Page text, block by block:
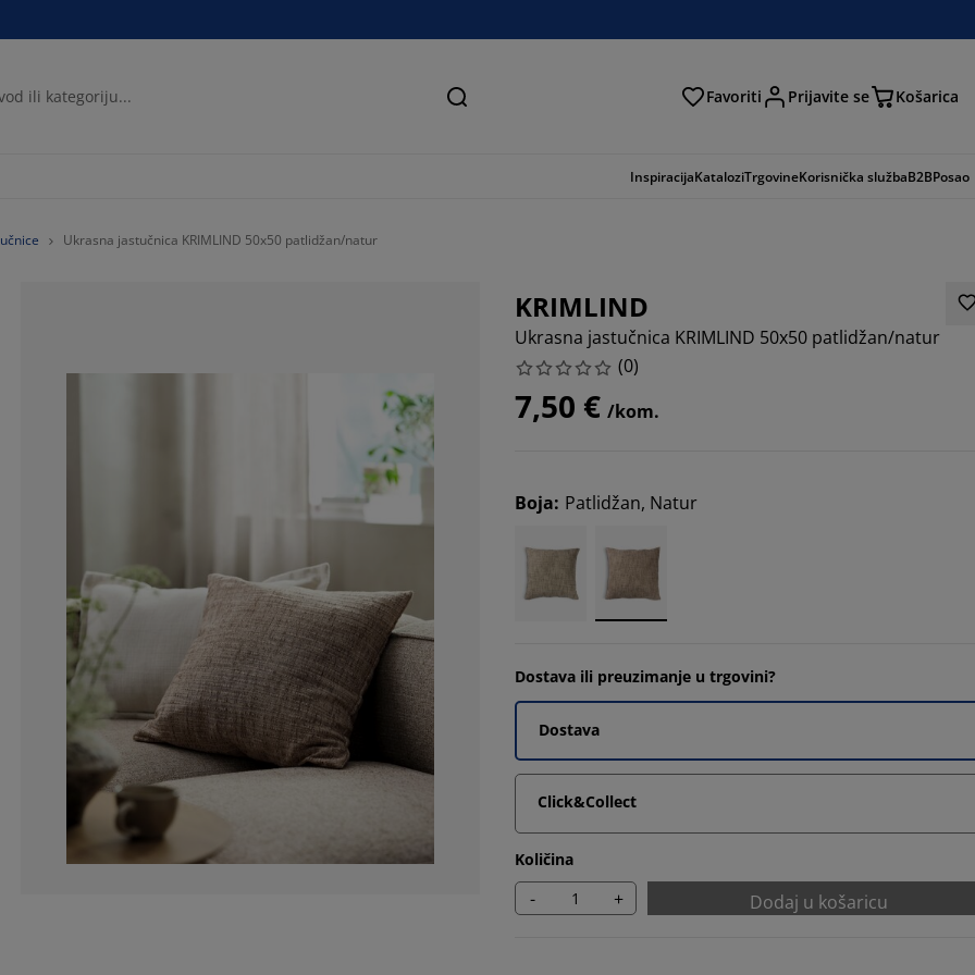
Pretraga Favoriti Prijavite se Košarica
InspiracijaKataloziTrgovineKorisnička službaB2BPosao
Ukrasna jastučnica KRIMLIND 50x50 patlidžan/natur
KRIMLIND
Ukrasna jastučnica KRIMLIND 50x50 patlidžan/natur
(0)
7,50 € /kom.
Boja: Patlidžan, Natur
Dostava ili preuzimanje u trgovini?
Dostava
Click&Collect
Količina
- + Dodaj u košaricu